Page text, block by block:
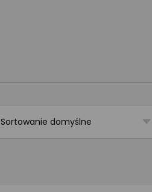
Sortowanie domyślne